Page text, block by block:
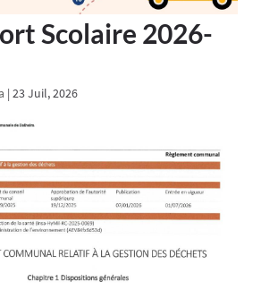
Scolaire 2026-
| 23 Juil, 2026